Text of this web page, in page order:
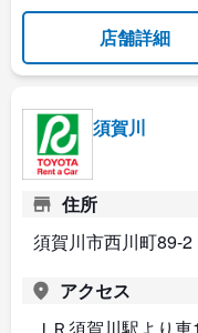
店舗詳細
須賀川
住所
須賀川市西川町89-2
アクセス